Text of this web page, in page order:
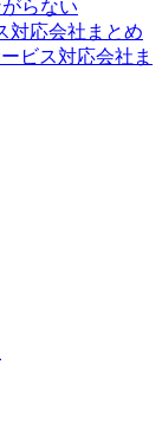
らない
対応会社まとめ
ビス対応会社ま